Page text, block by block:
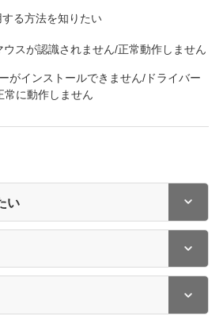
る方法を知りたい
ウスが認識されません/正常動作しません
がインストールできません/ドライバー
常に動作しません
い